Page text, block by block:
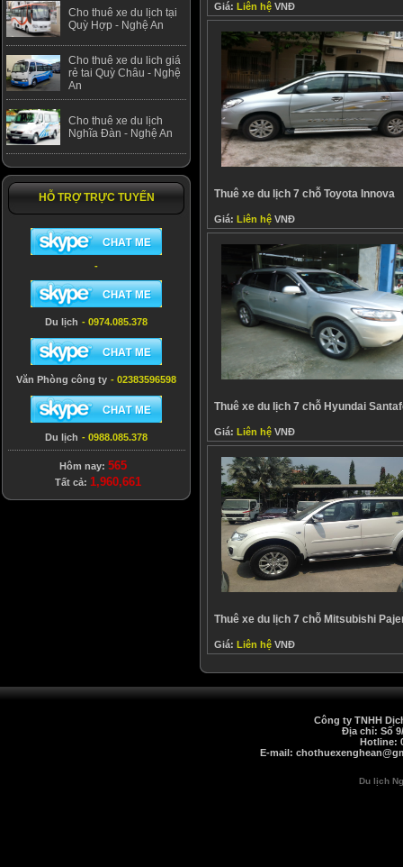
Cho thuê xe du lịch tại
Quỳ Hợp - Nghệ An
Cho thuê xe du lich giá
rẻ tai Quỳ Châu - Nghệ
An
Cho thuê xe du lịch
Nghĩa Đàn - Nghệ An
HỖ TRỢ TRỰC TUYẾN
-
Du lịch - 0974.085.378
Văn Phòng công ty - 02383596598
Du lịch - 0988.085.378
Hôm nay: 565
Tất cả: 1,960,661
Giá: Liên hệVNĐ
Thuê xe du lịch 7 chỗ Toyota Innova
Giá: Liên hệVNĐ
Thuê xe du lịch 7 chỗ Hyundai
Giá: Liên hệVNĐ
Thuê xe du lịch 7 chỗ Mitsubishi
Giá: Liên hệVNĐ
Công ty TNHH
Địa chỉ: Số
Hotline:
E-mail:
Du lịch